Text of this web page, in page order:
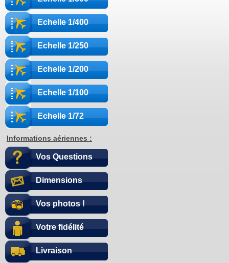
Echelle 1/400
Echelle 1/250
Echelle 1/200
Echelle 1/100
Echelle 1/72
Informations aériennes :
Vos Questions
Dimensions
Vos photos !
Votre fidélité
Livraison